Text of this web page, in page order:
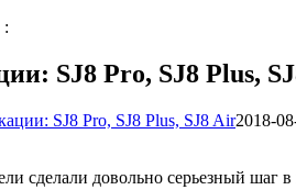
:
SJ8 Pro, SJ8 Plus,
SJ8 Pro, SJ8 Plus, SJ8 Air2018-
сделали довольно серьезный